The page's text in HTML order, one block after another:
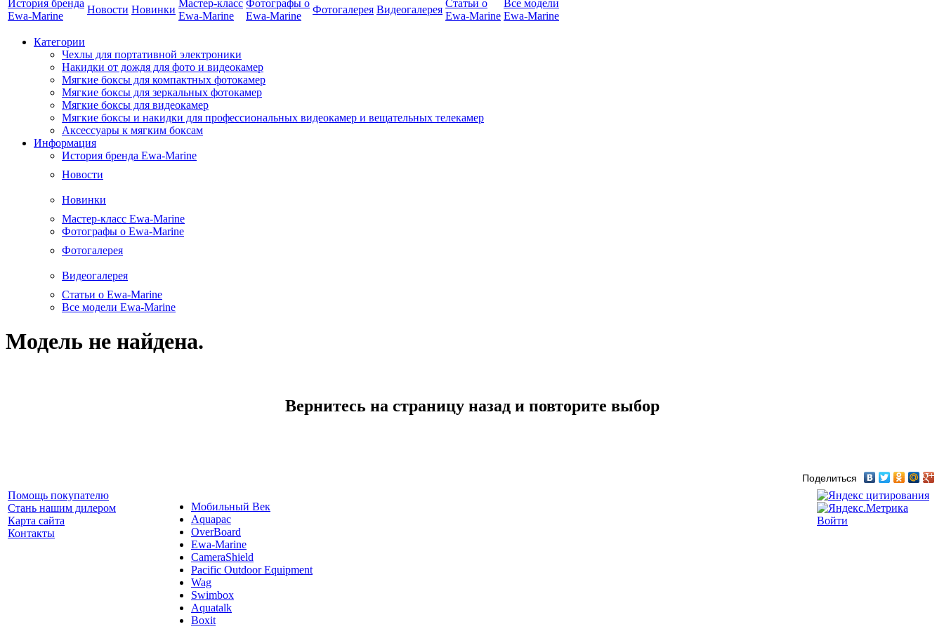
История бренда
Ewa-Marine
Новости Новинки
Мастер-класс
Ewa-Marine
Фотографы о
Ewa-Marine
Фотогалерея Видеогалерея
Статьи о
Ewa-Marine
Все модели
Ewa-Marine
Категории
Чехлы для портативной электроники
Накидки от дождя для фото и видеокамер
Мягкие боксы для компактных фотокамер
Мягкие боксы для зеркальных фотокамер
Мягкие боксы для видеокамер
Мягкие боксы и накидки для профессиональных видеокамер и вещательных телекамер
Аксессуары к мягким боксам
Информация
История бренда Ewa-Marine
Новости
Новинки
Мастер-класс Ewa-Marine
Фотографы о Ewa-Marine
Фотогалерея
Видеогалерея
Статьи о Ewa-Marine
Все модели Ewa-Marine
Модель не найдена.
Вернитесь на страницу назад и повторите выбор
Поделиться
Помощь покупателю
Стань нашим дилером
Карта сайта
Контакты
Мобильный Век
Aquapac
OverBoard
Ewa-Marine
CameraShield
Pacific Outdoor Equipment
Wag
Swimbox
Aquatalk
Boxit
Войти